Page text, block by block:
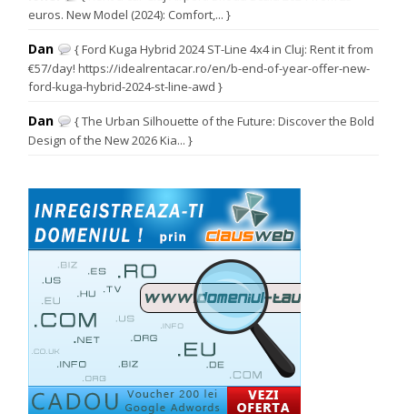
euros. New Model (2024): Comfort,... }
Dan
{ Ford Kuga Hybrid 2024 ST-Line 4x4 in Cluj: Rent it from
€57/day! https://idealrentacar.ro/en/b-end-of-year-offer-new-
ford-kuga-hybrid-2024-st-line-awd }
Dan
{ The Urban Silhouette of the Future: Discover the Bold
Design of the New 2026 Kia... }